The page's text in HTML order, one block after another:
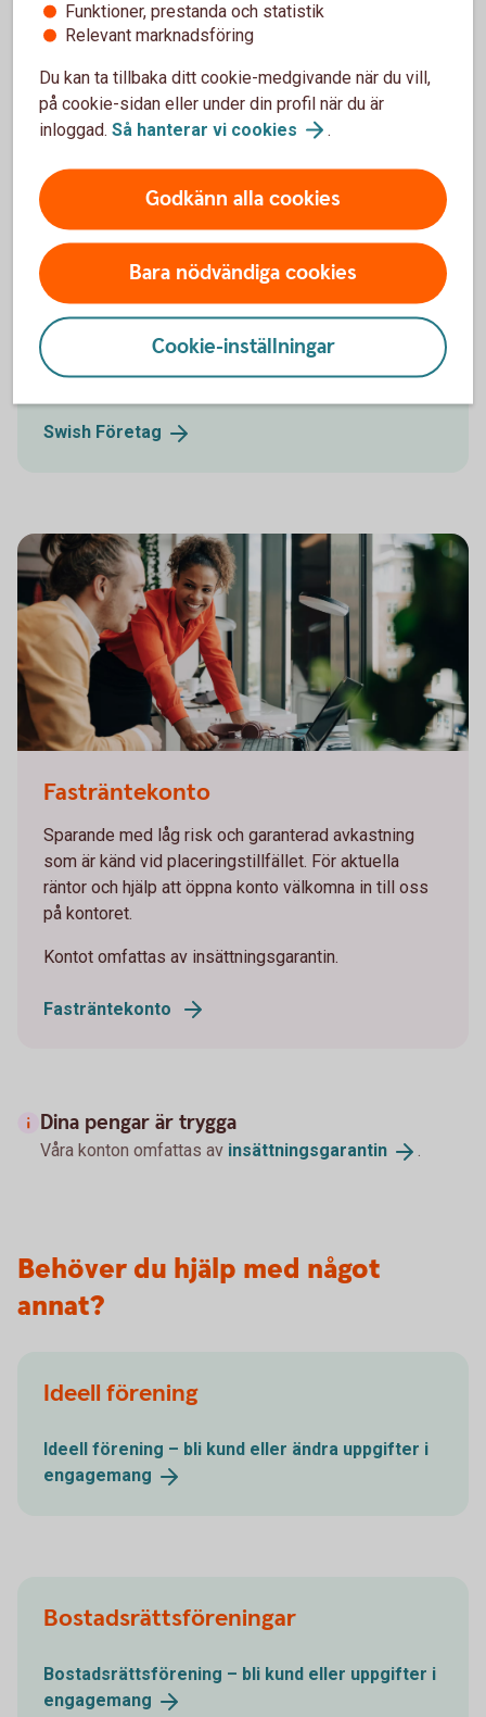
Male farmer using the app
Swish Företag
Snabbt och smidigt sätt att ta betalt - pengarna
kommer direkt in på föreningens konto.
Swish Företag
Fasträntekonto
Sparande med låg risk och garanterad avkastning
som är känd vid placeringstillfället. För aktuella
räntor och hjälp att öppna konto välkomna in till oss
på kontoret.
Kontot omfattas av insättningsgarantin.
Fasträntekonto
Dina pengar är trygga
Våra konton omfattas av insättningsgarantin .
Behöver du hjälp med något
annat?
Ideell förening
Ideell förening – bli kund eller ändra uppgifter i
engagemang
Bostadsrättsföreningar
Bostadsrättsförening – bli kund eller uppgifter i
engagemang
Funktioner, prestanda och statistik
Relevant marknadsföring
Du kan ta tillbaka ditt cookie-medgivande när du vill,
på cookie-sidan eller under din profil när du är
inloggad. Så hanterar vi cookies .
Godkänn alla cookies
Bara nödvändiga cookies
Cookie-inställningar